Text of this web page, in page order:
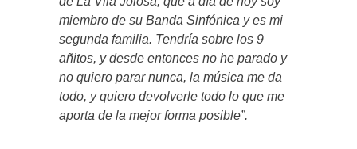
miembro de su Banda Sinfónica y es mi
segunda familia. Tendría sobre los 9
añitos, y desde entonces no he parado y
no quiero parar nunca, la música me da
todo, y quiero devolverle todo lo que me
aporta de la mejor forma posible”.